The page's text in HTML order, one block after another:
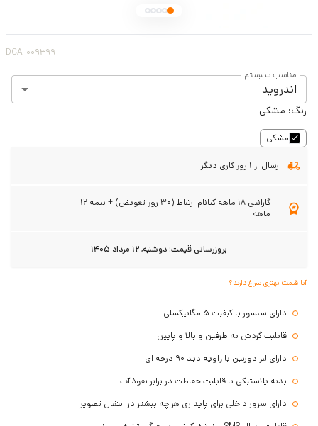
DCA-009399
مناسب سیستم
اندروید
رنگ: مشکی
مشکی
ارسال از 1 روز کاری دیگر
گارانتی ۱۸ ماهه کیانام ارتباط (۳۰ روز تعویض) + بیمه ۱۲
ماهه
بروزرسانی قیمت: دوشنبه, 12 مرداد 1405
آیا قیمت بهتری سراغ دارید؟
دارای سنسور با کیفیت 5 مگاپیکسلی
قابلیت گردش به طرفین و بالا و پایین
دارای لنز دوربین با زاویه دید 90 درجه ای
بدنه پلاستیکی با قابلیت حفاظت در برابر نفوذ آب
دارای سرور داخلی برای پایداری هر چه بیشتر در انتقال تصویر